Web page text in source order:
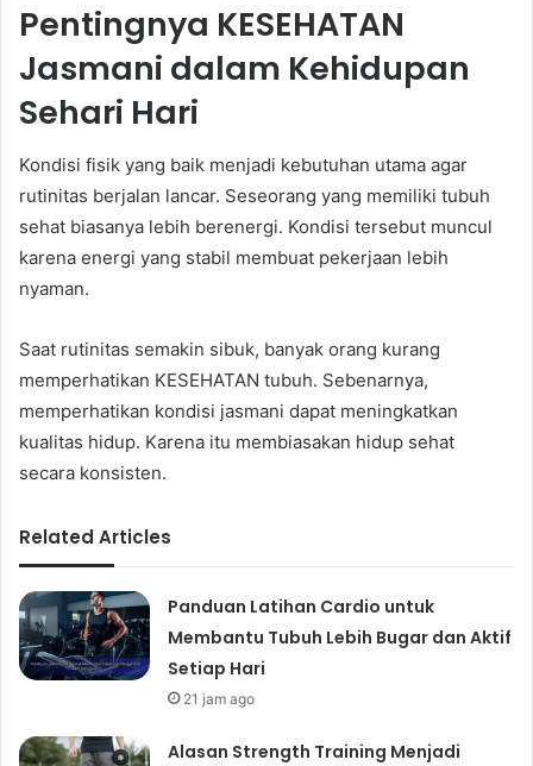
Pentingnya KESEHATAN
Jasmani dalam Kehidupan
Sehari Hari
Kondisi fisik yang baik menjadi kebutuhan utama agar
rutinitas berjalan lancar. Seseorang yang memiliki tubuh
sehat biasanya lebih berenergi. Kondisi tersebut muncul
karena energi yang stabil membuat pekerjaan lebih
nyaman.
Saat rutinitas semakin sibuk, banyak orang kurang
memperhatikan KESEHATAN tubuh. Sebenarnya,
memperhatikan kondisi jasmani dapat meningkatkan
kualitas hidup. Karena itu membiasakan hidup sehat
secara konsisten.
Related Articles
Panduan Latihan Cardio untuk
Membantu Tubuh Lebih Bugar dan Aktif
Setiap Hari
21 jam ago
Alasan Strength Training Menjadi